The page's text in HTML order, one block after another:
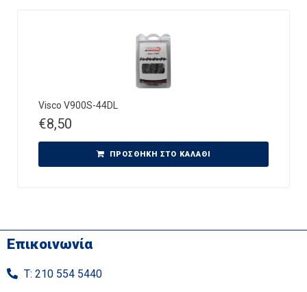
Visco V900S-44DL
€8,50
ΠΡΟΣΘΉΚΗ ΣΤΟ ΚΑΛΆΘΙ
Επικοινωνία
Τ: 210 554 5440